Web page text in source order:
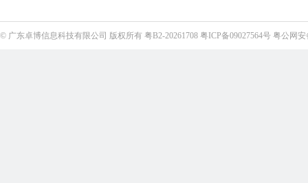
© 广东卓博信息科技有限公司 版权所有 粤B2-20261708 粤ICP备09027564号 粤公网安